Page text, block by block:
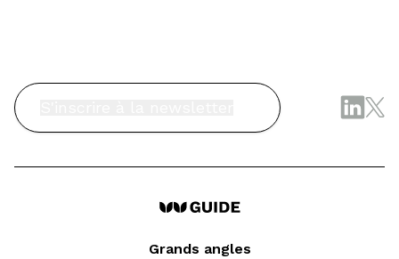
Grands angles